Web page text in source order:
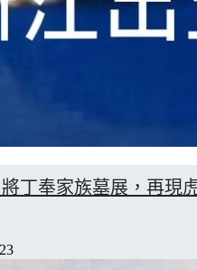
丁奉家族墓展，再現